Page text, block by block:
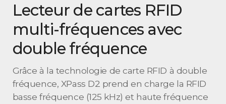
Lecteur de cartes RFID
multi-fréquences avec
double fréquence
Grâce à la technologie de carte RFID à double
fréquence, XPass D2 prend en charge la RFID
basse fréquence (125 kHz) et haute fréquence